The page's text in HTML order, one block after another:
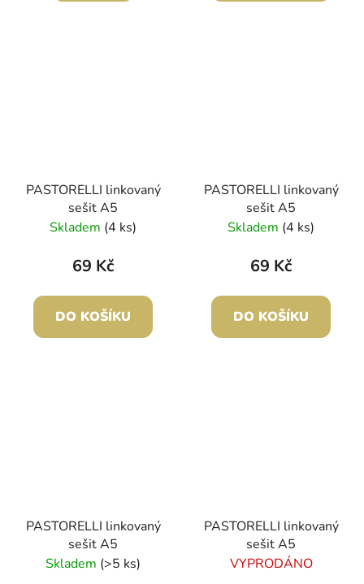
PASTORELLI linkovaný
sešit A5
Skladem (4 ks)
69 Kč
DO KOŠÍKU
PASTORELLI linkovaný
sešit A5
Skladem (4 ks)
69 Kč
DO KOŠÍKU
PASTORELLI linkovaný
sešit A5
Skladem (>5 ks)
PASTORELLI linkovaný
sešit A5
VYPRODÁNO